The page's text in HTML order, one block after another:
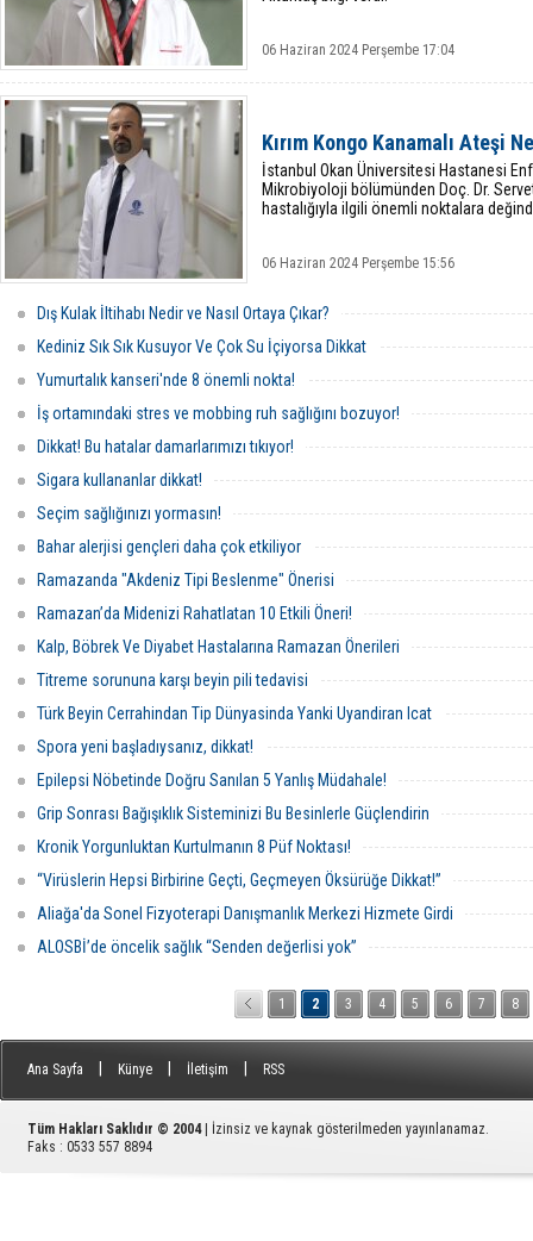
06 Haziran 2024 Perşembe 17:04
Kırım Kongo Kanamalı Ateşi
İstanbul Okan Üniversitesi Hastanesi
Mikrobiyoloji bölümünden Doç. Dr.
hastalığıyla ilgili önemli noktalara
06 Haziran 2024 Perşembe 15:56
Dış Kulak İltihabı Nedir ve Nasıl Ortaya Çıkar?
Kediniz Sık Sık Kusuyor Ve Çok Su İçiyorsa Dikkat
Yumurtalık kanseri'nde 8 önemli nokta!
İş ortamındaki stres ve mobbing ruh sağlığını bozuyor!
Dikkat! Bu hatalar damarlarımızı tıkıyor!
Sigara kullananlar dikkat!
Seçim sağlığınızı yormasın!
Bahar alerjisi gençleri daha çok etkiliyor
Ramazanda "Akdeniz Tipi Beslenme" Önerisi
Ramazan’da Midenizi Rahatlatan 10 Etkili Öneri!
Kalp, Böbrek Ve Diyabet Hastalarına Ramazan Önerileri
Titreme sorununa karşı beyin pili tedavisi
Türk Beyin Cerrahindan Tip Dünyasinda Yanki Uyandiran Icat
Spora yeni başladıysanız, dikkat!
Epilepsi Nöbetinde Doğru Sanılan 5 Yanlış Müdahale!
Grip Sonrası Bağışıklık Sisteminizi Bu Besinlerle Güçlendirin
Kronik Yorgunluktan Kurtulmanın 8 Püf Noktası!
“Virüslerin Hepsi Birbirine Geçti, Geçmeyen Öksürüğe Dikkat!”
Aliağa'da Sonel Fizyoterapi Danışmanlık Merkezi Hizmete Girdi
ALOSBİ’de öncelik sağlık “Senden değerlisi yok”
1 2 3 4 5 6 7 8
Ana Sayfa Künye İletişim RSS
Tüm Hakları Saklıdır © 2004
| İzinsiz ve kaynak gösterilmeden yayınlanamaz.
Faks : 0533 557 8894